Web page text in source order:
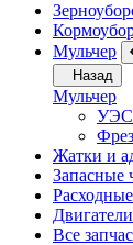
Мульчер
Назад
Мульчер
Жатки и
Запасные
Двигатели
Все